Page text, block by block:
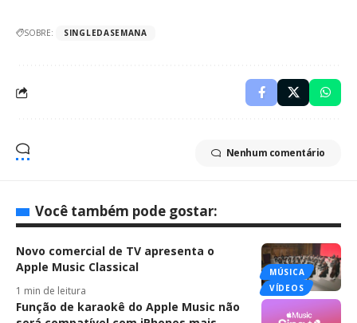
SOBRE: SINGLEDASEMANA
Nenhum comentário
Você também pode gostar:
MÚSICA
VÍDEOS
Novo comercial de TV apresenta o
Apple Music Classical
1 min de leitura
Função de karaokê do Apple Music não